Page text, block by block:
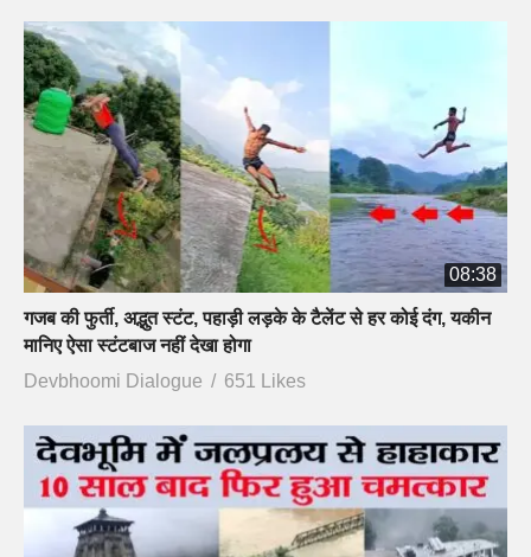
08:38
गजब की फुर्ती, अद्भुत स्टंट, पहाड़ी लड़के के टैलेंट से हर कोई दंग, यकीन
मानिए ऐसा स्टंटबाज नहीं देखा होगा
Devbhoomi Dialogue
651 Likes